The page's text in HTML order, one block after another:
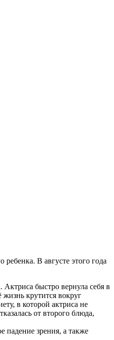
В августе этого года
быстро вернула себя в
крутится вокруг
в которой актриса не
от второго блюда,
падение зрения, а также